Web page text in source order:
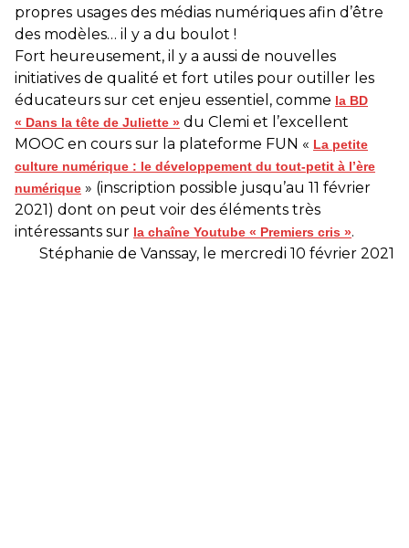
propres usages des médias numériques afin d’être
des modèles… il y a du boulot !
Fort heureusement, il y a aussi de nouvelles
initiatives de qualité et fort utiles pour outiller les
éducateurs sur cet enjeu essentiel, comme la BD
« Dans la tête de Juliette » du Clemi et l’excellent
MOOC en cours sur la plateforme FUN « La petite
culture numérique : le développement du tout-petit à l’ère
numérique » (inscription possible jusqu’au 11 février
2021) dont on peut voir des éléments très
intéressants sur la chaîne Youtube « Premiers cris ».
Stéphanie de Vanssay, le mercredi 10 février 2021